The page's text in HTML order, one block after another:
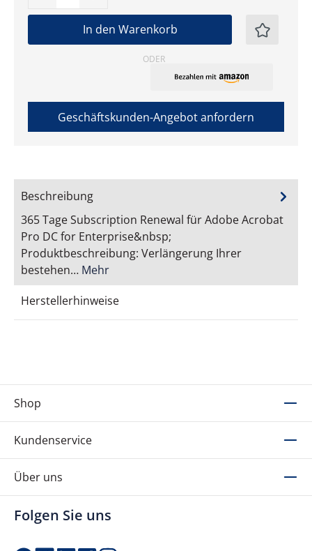
In den Warenkorb
ODER
Geschäftskunden-Angebot anfordern
Beschreibung
365 Tage Subscription Renewal für Adobe Acrobat
Pro DC for Enterprise&nbsp;
Produktbeschreibung: Verlängerung Ihrer
bestehen… Mehr
Herstellerhinweise
Shop
Kundenservice
Über uns
Folgen Sie uns